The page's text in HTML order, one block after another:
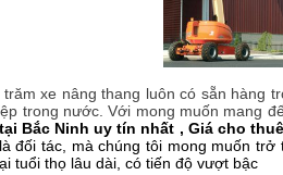
xe nâng thang luôn có sẵn hàng
trong nước. Với mong muốn mang
Bắc Ninh uy tín nhất , Giá cho
đối tác, mà chúng tôi mong muốn
tuổi thọ lâu dài, có tiến độ vượt bậc